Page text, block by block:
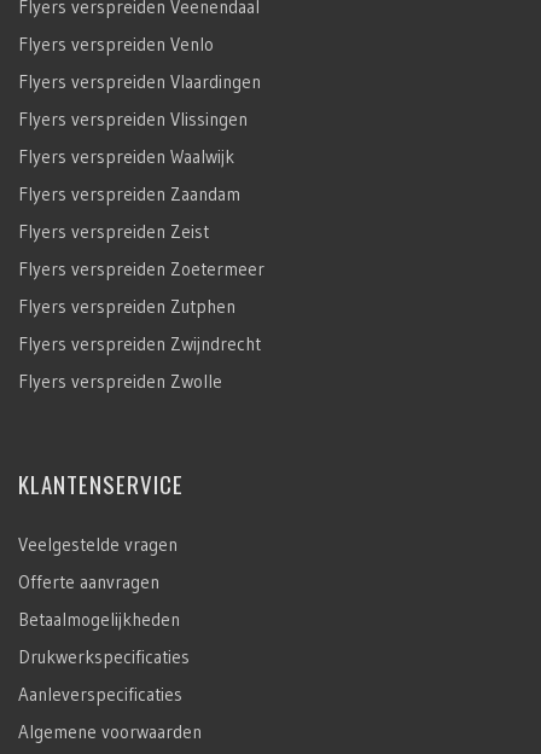
Flyers verspreiden Veenendaal
Flyers verspreiden Venlo
Flyers verspreiden Vlaardingen
Flyers verspreiden Vlissingen
Flyers verspreiden Waalwijk
Flyers verspreiden Zaandam
Flyers verspreiden Zeist
Flyers verspreiden Zoetermeer
Flyers verspreiden Zutphen
Flyers verspreiden Zwijndrecht
Flyers verspreiden Zwolle
KLANTENSERVICE
Veelgestelde vragen
Offerte aanvragen
Betaalmogelijkheden
Drukwerkspecificaties
Aanleverspecificaties
Algemene voorwaarden